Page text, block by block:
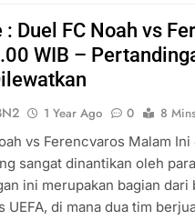
Duel FC Noah vs
WIB –
1 Year Ago 0
8
vs Ferencvaros Malam
sangat dinantikan oleh
ini merupakan bagian
UEFA, di mana dua tim